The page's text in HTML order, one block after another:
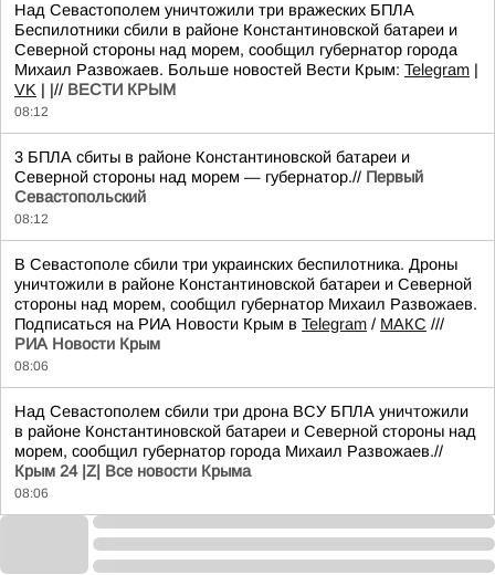
Над Севастополем уничтожили три вражеских БПЛА
Беспилотники сбили в районе Константиновской батареи и
Северной стороны над морем, сообщил губернатор города
Михаил Развожаев. Больше новостей Вести Крым: Telegram |
VK | |// ВЕСТИ КРЫМ
08:12
3 БПЛА сбиты в районе Константиновской батареи и
Северной стороны над морем — губернатор.// Первый
Севастопольский
08:12
В Севастополе сбили три украинских беспилотника. Дроны
уничтожили в районе Константиновской батареи и Северной
стороны над морем, сообщил губернатор Михаил Развожаев.
Подписаться на РИА Новости Крым в Telegram / МАКС ///
РИА Новости Крым
08:06
Над Севастополем сбили три дрона ВСУ БПЛА уничтожили
в районе Константиновской батареи и Северной стороны над
морем, сообщил губернатор города Михаил Развожаев.//
Крым 24 |Z| Все новости Крыма
08:06